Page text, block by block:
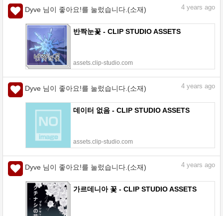
Dyve 님이 좋아요!를 눌렀습니다.(소재) 4 years ago
반짝눈꽃 - CLIP STUDIO ASSETS
assets.clip-studio.com
Dyve 님이 좋아요!를 눌렀습니다.(소재) 4 years ago
데이터 없음 - CLIP STUDIO ASSETS
assets.clip-studio.com
Dyve 님이 좋아요!를 눌렀습니다.(소재) 4 years ago
가르데니아 꽃 - CLIP STUDIO ASSETS